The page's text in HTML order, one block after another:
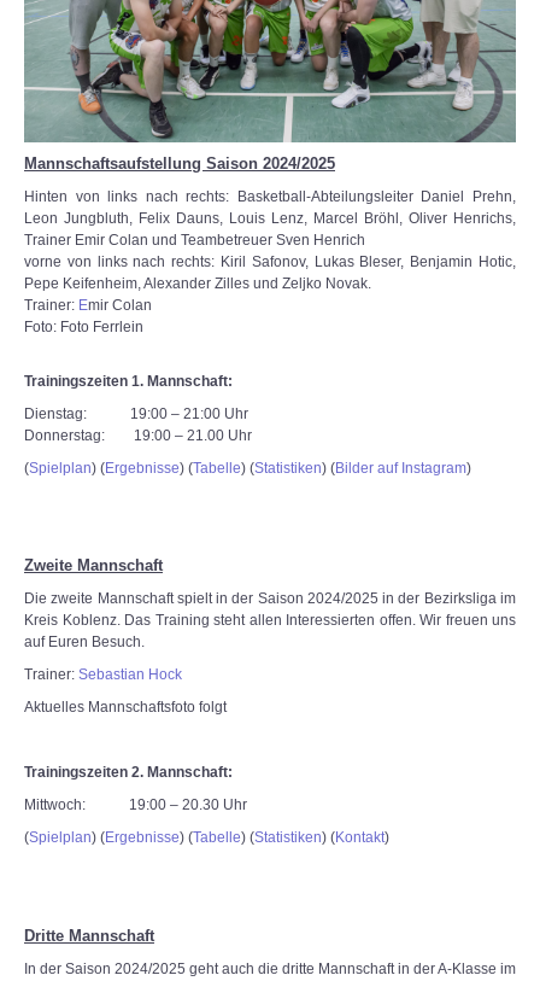
Mannschaftsaufstellung Saison 2024/2025
Hinten von links nach rechts: Basketball-Abteilungsleiter Daniel Prehn,
Leon Jungbluth, Felix Dauns, Louis Lenz, Marcel Bröhl, Oliver Henrichs,
Trainer Emir Colan und Teambetreuer Sven Henrich
vorne von links nach rechts: Kiril Safonov, Lukas Bleser, Benjamin Hotic,
Pepe Keifenheim, Alexander Zilles und Zeljko Novak.
Trainer: Emir Colan
Foto: Foto Ferrlein
Trainingszeiten 1. Mannschaft:
Dienstag: 19:00 – 21:00 Uhr
Donnerstag: 19:00 – 21.00 Uhr
(Spielplan) (Ergebnisse) (Tabelle) (Statistiken) (Bilder auf Instagram)
Zweite Mannschaft
Die zweite Mannschaft spielt in der Saison 2024/2025 in der Bezirksliga im
Kreis Koblenz. Das Training steht allen Interessierten offen. Wir freuen uns
auf Euren Besuch.
Trainer: Sebastian Hock
Aktuelles Mannschaftsfoto folgt
Trainingszeiten 2. Mannschaft:
Mittwoch: 19:00 – 20.30 Uhr
(Spielplan) (Ergebnisse) (Tabelle) (Statistiken) (Kontakt)
Dritte Mannschaft
In der Saison 2024/2025 geht auch die dritte Mannschaft in der A-Klasse im